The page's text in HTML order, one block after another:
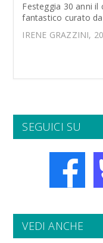
Festeggia 30 anni
fantastico curato
IRENE GRAZZINI,
SEGUICI SU
VEDI ANCHE